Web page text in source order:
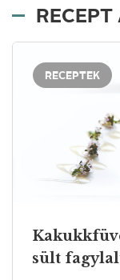
RECEPT
RECEPTEK
sült